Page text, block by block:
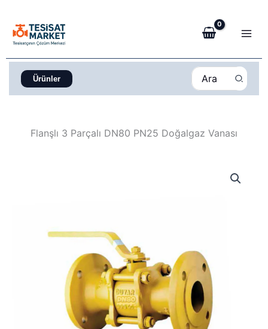
atla
Ürünler
Search
for:
Flanşlı 3 Parçalı DN80 PN25 Doğalgaz Vanası
Doğalgaz